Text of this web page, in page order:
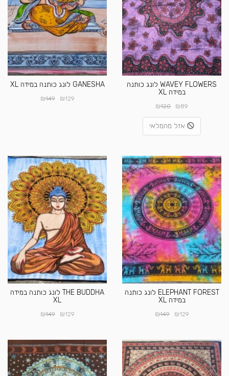
WAVEY FLOWERS לונג כותנה
במידה XL
₪89
₪120
אזל מהמלאי
GANESHA לונג כותנה במידה XL
₪129
₪149
ELEPHANT FOREST לונג כותנה
במידה XL
₪129
₪149
THE BUDDHA לונג כותנה במידה
XL
₪129
₪149